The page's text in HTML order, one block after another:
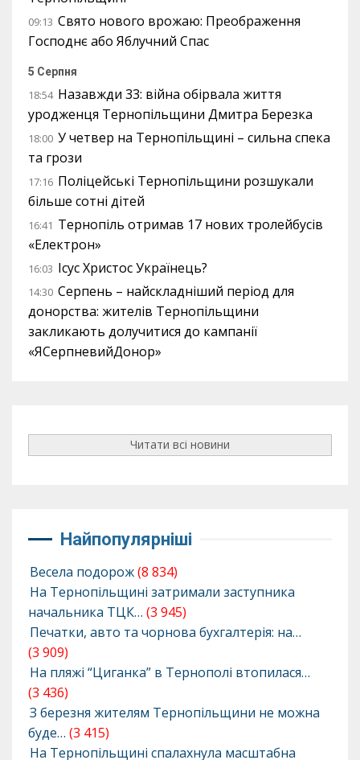
09:13 Свято нового врожаю: Преображення
Господнє або Яблучний Спас
5 Серпня
18:54 Назавжди 33: війна обірвала життя
уродженця Тернопільщини Дмитра Березка
18:00 У четвер на Тернопільщині – сильна спека
та грози
17:16 Поліцейські Тернопільщини розшукали
більше сотні дітей
16:41 Тернопіль отримав 17 нових тролейбусів
«Електрон»
16:03 Ісус Христос Українець?
14:30 Серпень – найскладніший період для
донорства: жителів Тернопільщини
закликають долучитися до кампанії
«ЯСерпневийДонор»
Читати всі новини
Найпопулярніші
Весела подорож(8 834)
На Тернопільщині затримали заступника
начальника ТЦК… (3 945)
Печатки, авто та чорнова бухгалтерія: на…
(3 909)
На пляжі “Циганка” в Тернополі втопилася…
(3 436)
З березня жителям Тернопільщини не можна
буде… (3 415)
На Тернопільщині спалахнула масштабна